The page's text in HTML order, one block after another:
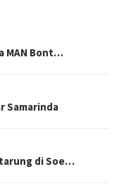
MAN Bont…
Samarinda
di Soe…